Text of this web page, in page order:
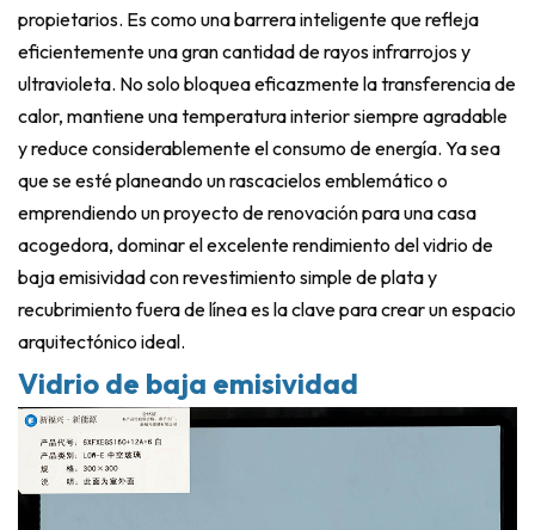
propietarios. Es como una barrera inteligente que refleja
eficientemente una gran cantidad de rayos infrarrojos y
ultravioleta. No solo bloquea eficazmente la transferencia de
calor, mantiene una temperatura interior siempre agradable
y reduce considerablemente el consumo de energía. Ya sea
que se esté planeando un rascacielos emblemático o
emprendiendo un proyecto de renovación para una casa
acogedora, dominar el excelente rendimiento del vidrio de
baja emisividad con revestimiento simple de plata y
recubrimiento fuera de línea es la clave para crear un espacio
arquitectónico ideal.
Vidrio de baja emisividad